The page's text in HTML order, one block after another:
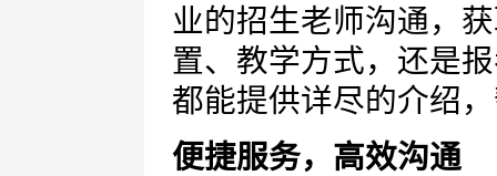
业的招生老师沟通，
置、教学方式，还是
都能提供详尽的介绍
便捷服务，高效沟通